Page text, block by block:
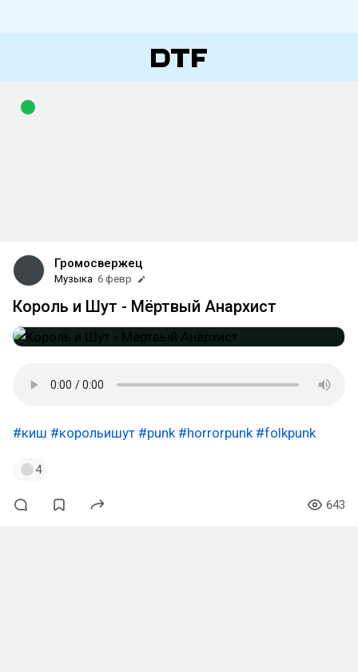
Громосвержец
Музыка 6 февр
Король и Шут - Мёртвый Анархист
#киш #корольишут #punk #horrorpunk #folkpunk
4
643